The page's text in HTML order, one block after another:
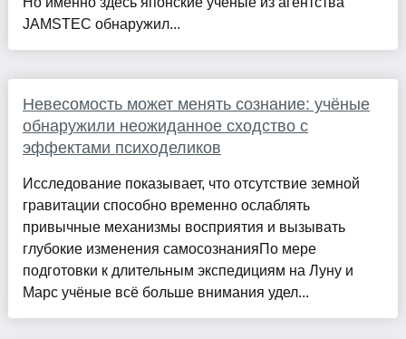
JAMSTEC обнаружил...
Невесомость может менять сознание: учёные
обнаружили неожиданное сходство с
эффектами психоделиков
Исследование показывает, что отсутствие земной
гравитации способно временно ослаблять
привычные механизмы восприятия и вызывать
глубокие изменения самосознанияПо мере
подготовки к длительным экспедициям на Луну и
Марс учёные всё больше внимания удел...